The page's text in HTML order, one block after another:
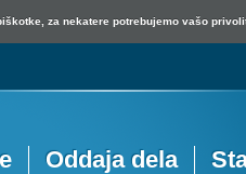
za nekatere potrebujemo vašo
Oddaja dela